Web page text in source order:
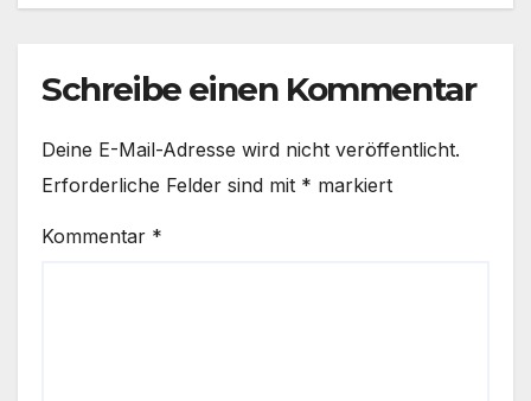
Schreibe einen Kommentar
Deine E-Mail-Adresse wird nicht veröffentlicht.
Erforderliche Felder sind mit * markiert
Kommentar *